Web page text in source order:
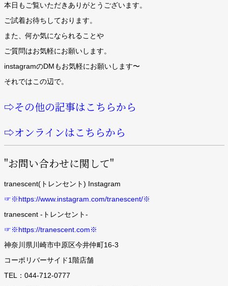
本日もご覧いただきありがとうございます。
ご試着お待ちしております。
また、何か気になられることや
ご質問はお気軽にお願いします。
instagramのDMもお気軽にお願いします〜
それではこの辺で。
⇨その他の記事はこちらから
⇨オンラインはこちらから
"お問い合わせに関して"
tranescent(トレンセント) Instagram
☞※https://www.instagram.com/tranescent/※
tranescent -トレンセント-
☞※https://tranescent.com※
神奈川県川崎市中原区今井仲町16-3
コーポリバーサイド1階店舗
TEL： 044-712-0777